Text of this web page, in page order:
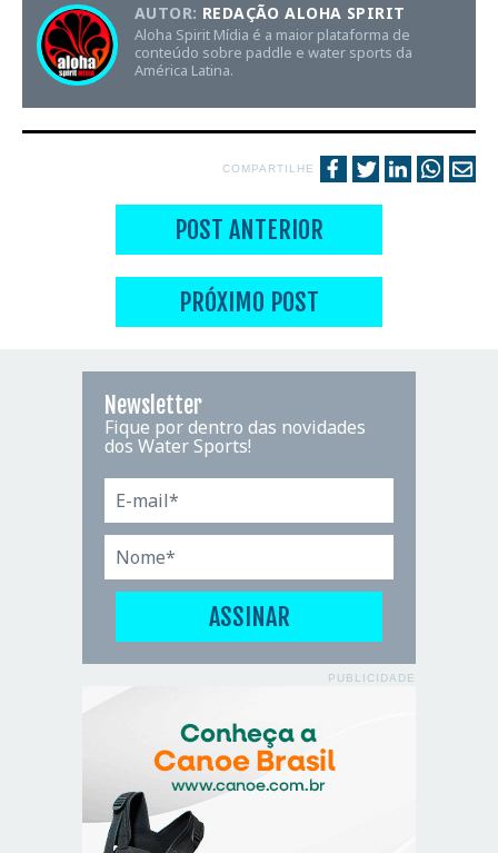
AUTOR: REDAÇÃO ALOHA SPIRIT
Aloha Spirit Mídia é a maior plataforma de
conteúdo sobre paddle e water sports da
América Latina.
COMPARTILHE
POST ANTERIOR
PRÓXIMO POST
Newsletter
Fique por dentro das novidades
dos Water Sports!
PUBLICIDADE